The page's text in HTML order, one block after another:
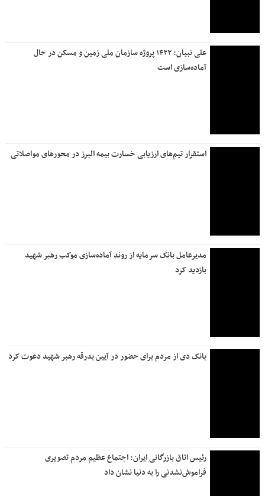
علی نبیان: ۱۴۲۲ پروژه سازمان ملی زمین و مسکن در حال
آماده‌سازی است
استقرار تیم‌های ارزیابی خسارت بیمه البرز در محورهای مواصلاتی
مدیرعامل بانک سرمایه از روند آماده‌سازی موکب رهبر شهید
بازدید کرد
بانک دی از مردم برای حضور در آیین بدرقه رهبر شهید دعوت کرد
رئیس اتاق بازرگانی ایران: اجتماع عظیم مردم تصویری
فراموش‌نشدنی را به دنیا نشان داد